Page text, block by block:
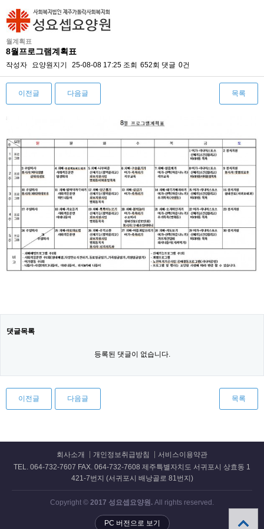
월계획표
8월프로그램계획표
작성자 요양원지기 25-08-08 17:25 조회 652회 댓글 0건
이전글 다음글 목록
댓글목록
등록된 댓글이 없습니다.
이전글 다음글 목록
회사소개 개인정보취급방침
서비스이용약관
TEL. 064-732-7607 FAX. 064-732-7608 제주특별자치도 서귀포시 상효동 1
421-7번지 (서귀포시 배낭골로 81번지)
Copyright © 2017 성요셉요양원. All rights reserved.
PC 버전으로 보기